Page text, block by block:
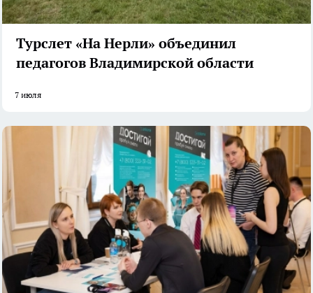
Турслет «На Нерли» объединил
педагогов Владимирской области
7 июля